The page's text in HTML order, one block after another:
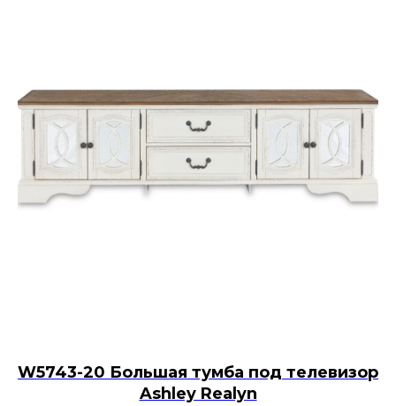
W5743-20 Большая тумба под телевизор
Ashley Realyn